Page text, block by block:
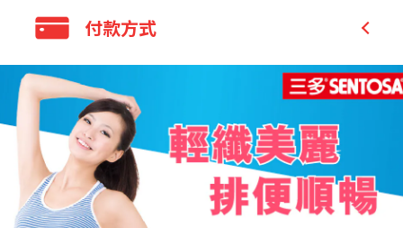
160億好菌、雙效纖維、綜合酵素
Family Mart Pickup and pay in store (B
2C)
Family Mart Pickup only (B2C)
7-11 Pickup and pay in store (B2C)
7-11 Pickup only (B2C)
Others
Others
付款方式
Credit Card
貨到付款
FMT pick-up and pay
7-11 pick-up and pay
Bank Transfer
LINE Pay